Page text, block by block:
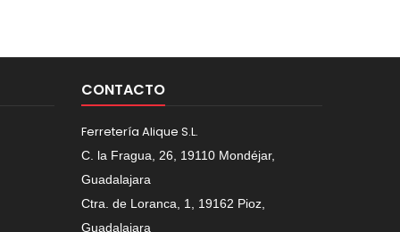
CONTACTO
Ferretería Alique S.L.
C. la Fragua, 26, 19110 Mondéjar,
Guadalajara
Ctra. de Loranca, 1, 19162 Pioz,
Guadalajara